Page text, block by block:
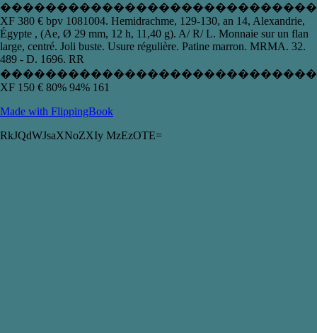
XF 380 € bpv 1081004. Hemidrachme , 129-130 , an 14 , Alexandrie,
Égypte , (Ae, Ø 29 mm, 12 h, 11,40 g). A/ R/ L. Monnaie sur un flan
large, centré. Joli buste. Usure régulière. Patine marron. MRMA. 32.
489 - D. 1696. RR
XF 150 € 80% 94% 161
Made with FlippingBook
RkJQdWJsaXNoZXIy MzEzOTE=